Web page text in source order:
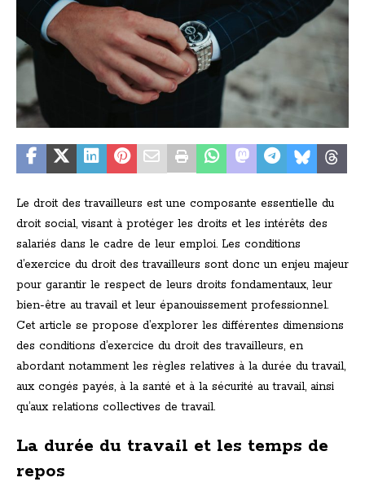
Le droit des travailleurs est une composante essentielle du
droit social, visant à protéger les droits et les intérêts des
salariés dans le cadre de leur emploi. Les conditions
d’exercice du droit des travailleurs sont donc un enjeu majeur
pour garantir le respect de leurs droits fondamentaux, leur
bien-être au travail et leur épanouissement professionnel.
Cet article se propose d’explorer les différentes dimensions
des conditions d’exercice du droit des travailleurs, en
abordant notamment les règles relatives à la durée du travail,
aux congés payés, à la santé et à la sécurité au travail, ainsi
qu’aux relations collectives de travail.
La durée du travail et les temps de
repos